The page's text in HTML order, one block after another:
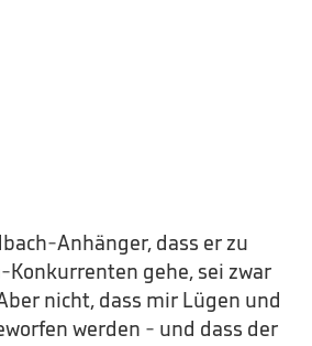
Anhänger, dass er zu
gehe, sei zwar
nicht, dass mir Lügen und
werden - und dass der